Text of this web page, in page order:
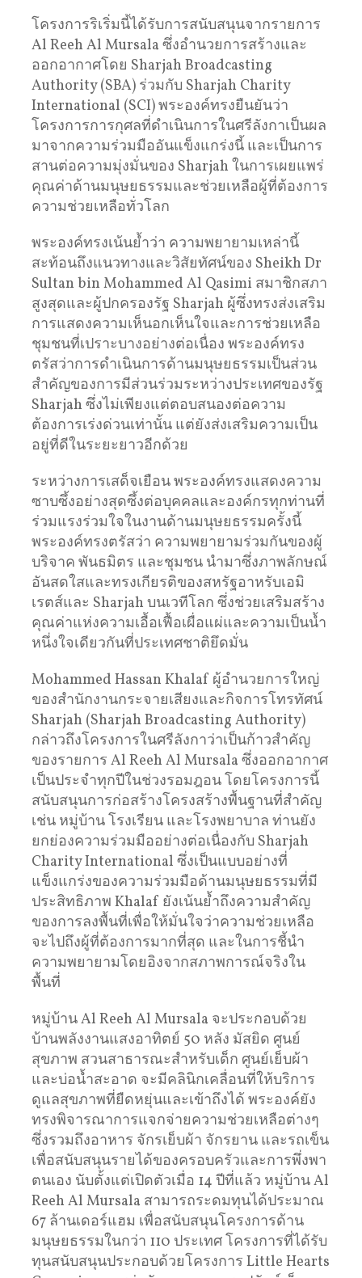
โครงการริเริ่มนี้ได้รับการสนับสนุนจากรายการ
Al Reeh Al Mursala ซึ่งอำนวยการสร้างและ
ออกอากาศโดย Sharjah Broadcasting
Authority (SBA) ร่วมกับ Sharjah Charity
International (SCI) พระองค์ทรงยืนยันว่า
โครงการการกุศลที่ดำเนินการในศรีลังกาเป็นผล
มาจากความร่วมมืออันแข็งแกร่งนี้ และเป็นการ
สานต่อความมุ่งมั่นของ Sharjah ในการเผยแพร่
คุณค่าด้านมนุษยธรรมและช่วยเหลือผู้ที่ต้องการ
ความช่วยเหลือทั่วโลก
พระองค์ทรงเน้นย้ำว่า ความพยายามเหล่านี้
สะท้อนถึงแนวทางและวิสัยทัศน์ของ Sheikh Dr
Sultan bin Mohammed Al Qasimi สมาชิกสภา
สูงสุดและผู้ปกครองรัฐ Sharjah ผู้ซึ่งทรงส่งเสริม
การแสดงความเห็นอกเห็นใจและการช่วยเหลือ
ชุมชนที่เปราะบางอย่างต่อเนื่อง พระองค์ทรง
ตรัสว่าการดำเนินการด้านมนุษยธรรมเป็นส่วน
สำคัญของการมีส่วนร่วมระหว่างประเทศของรัฐ
Sharjah ซึ่งไม่เพียงแต่ตอบสนองต่อความ
ต้องการเร่งด่วนเท่านั้น แต่ยังส่งเสริมความเป็น
อยู่ที่ดีในระยะยาวอีกด้วย
ระหว่างการเสด็จเยือน พระองค์ทรงแสดงความ
ซาบซึ้งอย่างสุดซึ้งต่อบุคคลและองค์กรทุกท่านที่
ร่วมแรงร่วมใจในงานด้านมนุษยธรรมครั้งนี้
พระองค์ทรงตรัสว่า ความพยายามร่วมกันของผู้
บริจาค พันธมิตร และชุมชน นำมาซึ่งภาพลักษณ์
อันสดใสและทรงเกียรติของสหรัฐอาหรับเอมิ
เรตส์และ Sharjah บนเวทีโลก ซึ่งช่วยเสริมสร้าง
คุณค่าแห่งความเอื้อเฟื้อเผื่อแผ่และความเป็นน้ำ
หนึ่งใจเดียวกันที่ประเทศชาติยึดมั่น
Mohammed Hassan Khalaf ผู้อำนวยการใหญ่
ของสำนักงานกระจายเสียงและกิจการโทรทัศน์
Sharjah (Sharjah Broadcasting Authority)
กล่าวถึงโครงการในศรีลังกาว่าเป็นก้าวสำคัญ
ของรายการ Al Reeh Al Mursala ซึ่งออกอากาศ
เป็นประจำทุกปีในช่วงรอมฎอน โดยโครงการนี้
สนับสนุนการก่อสร้างโครงสร้างพื้นฐานที่สำคัญ
เช่น หมู่บ้าน โรงเรียน และโรงพยาบาล ท่านยัง
ยกย่องความร่วมมืออย่างต่อเนื่องกับ Sharjah
Charity International ซึ่งเป็นแบบอย่างที่
แข็งแกร่งของความร่วมมือด้านมนุษยธรรมที่มี
ประสิทธิภาพ Khalaf ยังเน้นย้ำถึงความสำคัญ
ของการลงพื้นที่เพื่อให้มั่นใจว่าความช่วยเหลือ
จะไปถึงผู้ที่ต้องการมากที่สุด และในการชี้นำ
ความพยายามโดยอิงจากสภาพการณ์จริงใน
พื้นที่
หมู่บ้าน Al Reeh Al Mursala จะประกอบด้วย
บ้านพลังงานแสงอาทิตย์ 50 หลัง มัสยิด ศูนย์
สุขภาพ สวนสาธารณะสำหรับเด็ก ศูนย์เย็บผ้า
และบ่อน้ำสะอาด จะมีคลินิกเคลื่อนที่ให้บริการ
ดูแลสุขภาพที่ยืดหยุ่นและเข้าถึงได้ พระองค์ยัง
ทรงพิจารณาการแจกจ่ายความช่วยเหลือต่างๆ
ซึ่งรวมถึงอาหาร จักรเย็บผ้า จักรยาน และรถเข็น
เพื่อสนับสนุนรายได้ของครอบครัวและการพึ่งพา
ตนเอง นับตั้งแต่เปิดตัวเมื่อ 14 ปีที่แล้ว หมู่บ้าน Al
Reeh Al Mursala สามารถระดมทุนได้ประมาณ
67 ล้านเดอร์แฮม เพื่อสนับสนุนโครงการด้าน
มนุษยธรรมในกว่า 110 ประเทศ โครงการที่ได้รับ
ทุนสนับสนุนประกอบด้วยโครงการ Little Hearts